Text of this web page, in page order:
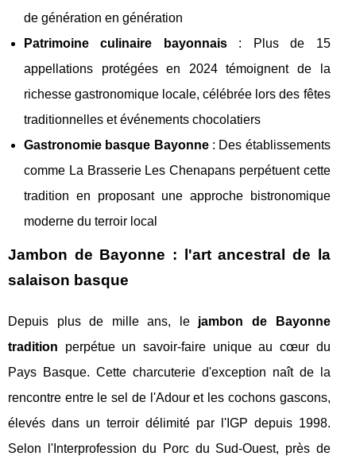
de génération en génération
Patrimoine culinaire bayonnais: Plus de 15
appellations protégées en 2024 témoignent de la
richesse gastronomique locale, célébrée lors des fêtes
traditionnelles et événements chocolatiers
Gastronomie basque Bayonne: Des établissements
comme La Brasserie Les Chenapans perpétuent cette
tradition en proposant une approche bistronomique
moderne du terroir local
Jambon de Bayonne : l'art ancestral de la
salaison basque
Depuis plus de mille ans, le jambon de Bayonne
tradition perpétue un savoir-faire unique au cœur du
Pays Basque. Cette charcuterie d'exception naît de la
rencontre entre le sel de l'Adour et les cochons gascons,
élevés dans un terroir délimité par l'IGP depuis 1998.
Selon l'Interprofession du Porc du Sud-Ouest, près de